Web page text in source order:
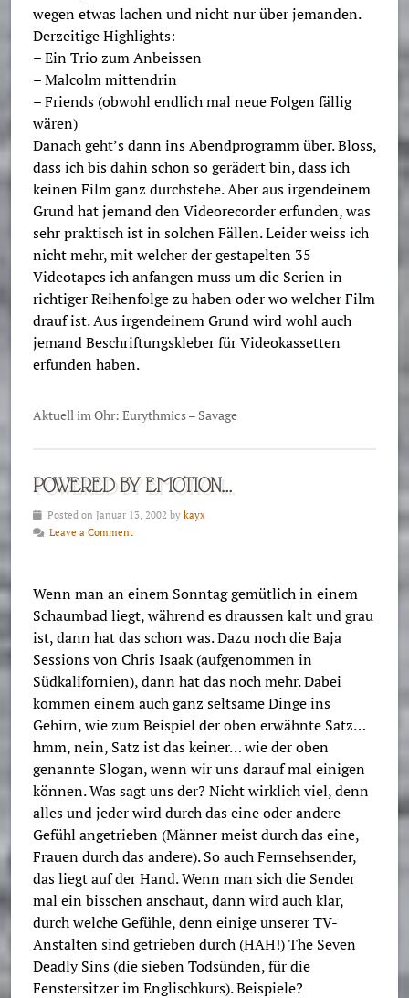
wegen etwas lachen und nicht nur über jemanden.
Derzeitige Highlights:
– Ein Trio zum Anbeissen
– Malcolm mittendrin
– Friends (obwohl endlich mal neue Folgen fällig
wären)
Danach geht’s dann ins Abendprogramm über. Bloss,
dass ich bis dahin schon so gerädert bin, dass ich
keinen Film ganz durchstehe. Aber aus irgendeinem
Grund hat jemand den Videorecorder erfunden, was
sehr praktisch ist in solchen Fällen. Leider weiss ich
nicht mehr, mit welcher der gestapelten 35
Videotapes ich anfangen muss um die Serien in
richtiger Reihenfolge zu haben oder wo welcher Film
drauf ist. Aus irgendeinem Grund wird wohl auch
jemand Beschriftungskleber für Videokassetten
erfunden haben.
Aktuell im Ohr: Eurythmics – Savage
POWERED BY EMOTION…
Posted on Januar 13, 2002 by kayx
Leave a Comment
Wenn man an einem Sonntag gemütlich in einem
Schaumbad liegt, während es draussen kalt und grau
ist, dann hat das schon was. Dazu noch die Baja
Sessions von Chris Isaak (aufgenommen in
Südkalifornien), dann hat das noch mehr. Dabei
kommen einem auch ganz seltsame Dinge ins
Gehirn, wie zum Beispiel der oben erwähnte Satz…
hmm, nein, Satz ist das keiner… wie der oben
genannte Slogan, wenn wir uns darauf mal einigen
können. Was sagt uns der? Nicht wirklich viel, denn
alles und jeder wird durch das eine oder andere
Gefühl angetrieben (Männer meist durch das eine,
Frauen durch das andere). So auch Fernsehsender,
das liegt auf der Hand. Wenn man sich die Sender
mal ein bisschen anschaut, dann wird auch klar,
durch welche Gefühle, denn einige unserer TV-
Anstalten sind getrieben durch (HAH!) The Seven
Deadly Sins (die sieben Todsünden, für die
Fenstersitzer im Englischkurs). Beispiele?